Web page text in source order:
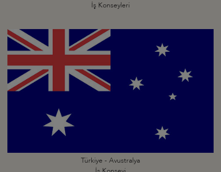
İş Konseyleri
Türkiye - Avustralya